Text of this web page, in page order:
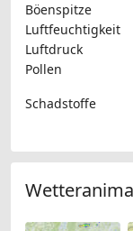
Böenspitze
Luftfeuchtigkeit
Luftdruck
Pollen
Schadstoffe